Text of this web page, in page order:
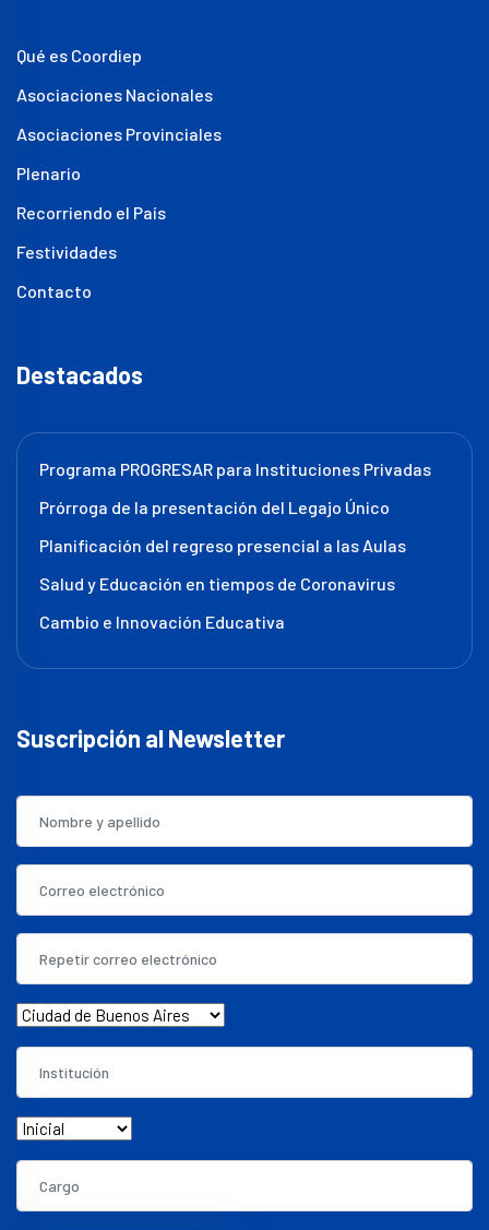
Qué es Coordiep
Asociaciones Nacionales
Asociaciones Provinciales
Plenario
Recorriendo el País
Festividades
Contacto
Destacados
Programa PROGRESAR para Instituciones Privadas
Prórroga de la presentación del Legajo Único
Planificación del regreso presencial a las Aulas
Salud y Educación en tiempos de Coronavirus
Cambio e Innovación Educativa
Suscripción al Newsletter